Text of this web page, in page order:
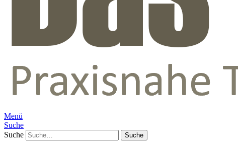
Menü
Suche
Suche